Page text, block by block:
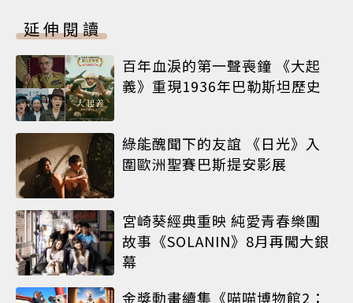
延伸閱讀
百年血淚的第一聲喪鐘 《大起
義》重現1936年巴勒斯坦歷史
綠能醜聞下的友誼 《日光》入
圍歐洲聖賽巴斯提安影展
宮崎葵經典重映 純愛青春樂團
故事《SOLANIN》8月再闖大銀
幕
金獎動畫續集《喵喵博物館2：